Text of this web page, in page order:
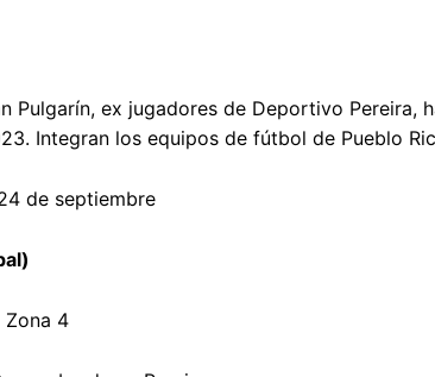
Pulgarín, ex jugadores de Deportivo Pereira,
Integran los equipos de fútbol de Pueblo
de septiembre
Zona 4